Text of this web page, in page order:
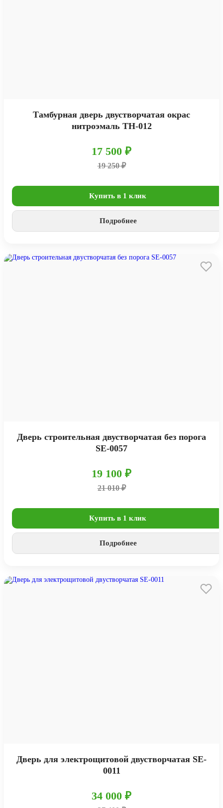
Тамбурная дверь двустворчатая окрас
нитроэмаль ТН-012
17 500 ₽
19 250 ₽
Купить в 1 клик
Подробнее
Дверь строительная двустворчатая без порога
SE-0057
19 100 ₽
21 010 ₽
Купить в 1 клик
Подробнее
Дверь для электрощитовой двустворчатая SE-
0011
34 000 ₽